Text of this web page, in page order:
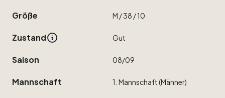
Größe M ​/​38 ​/​10
Zustand Gut
Saison 08​/​09
Mannschaft 1. Mannschaft(Männer)